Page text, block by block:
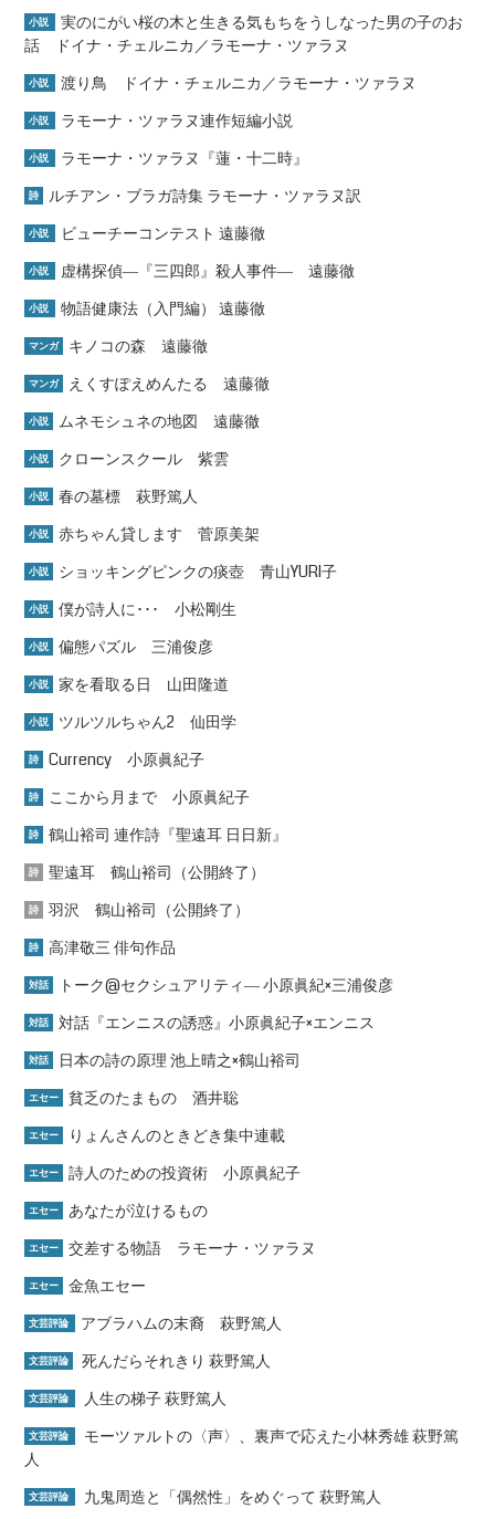
小説
実のにがい桜の木と生きる気もちをうしなった男の子のお
話 ドイナ・チェルニカ／ラモーナ・ツァラヌ
小説 渡り鳥 ドイナ・チェルニカ／ラモーナ・ツァラヌ
小説 ラモーナ・ツァラヌ連作短編小説
小説 ラモーナ・ツァラヌ『蓮・十二時』
詩 ルチアン・ブラガ詩集 ラモーナ・ツァラヌ訳
小説 ビューチーコンテスト 遠藤徹
小説 虚構探偵―『三四郎』殺人事件― 遠藤徹
小説 物語健康法（入門編） 遠藤徹
マンガ キノコの森 遠藤徹
マンガ えくすぽえめんたる 遠藤徹
小説 ムネモシュネの地図 遠藤徹
小説 クローンスクール 紫雲
小説 春の墓標 萩野篤人
小説 赤ちゃん貸します 菅原美架
小説 ショッキングピンクの痰壺 青山YURI子
小説 僕が詩人に･･･ 小松剛生
小説 偏態パズル 三浦俊彦
小説 家を看取る日 山田隆道
小説 ツルツルちゃん2 仙田学
詩 Currency 小原眞紀子
詩 ここから月まで 小原眞紀子
詩 鶴山裕司 連作詩『聖遠耳 日日新』
詩 聖遠耳 鶴山裕司（公開終了）
詩 羽沢 鶴山裕司（公開終了）
詩 高津敬三 俳句作品
対話 トーク@セクシュアリティ― 小原眞紀×三浦俊彦
対話 対話『エンニスの誘惑』小原眞紀子×エンニス
対話 日本の詩の原理 池上晴之×鶴山裕司
エセー 貧乏のたまもの 酒井聡
エセー りょんさんのときどき集中連載
エセー 詩人のための投資術 小原眞紀子
エセー あなたが泣けるもの
エセー 交差する物語 ラモーナ・ツァラヌ
エセー 金魚エセー
文芸評論 アブラハムの末裔 萩野篤人
文芸評論 死んだらそれきり 萩野篤人
文芸評論 人生の梯子 萩野篤人
文芸評論
モーツァルトの〈声〉、裏声で応えた小林秀雄 萩野篤
人
文芸評論 九鬼周造と「偶然性」をめぐって 萩野篤人